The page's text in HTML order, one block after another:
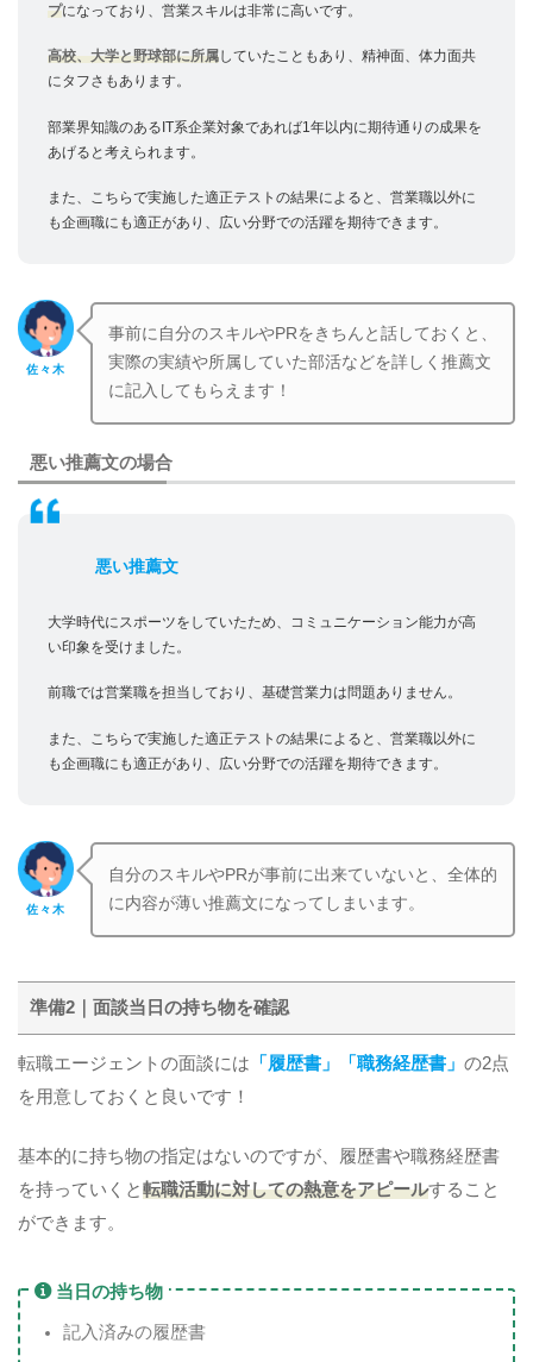
プになっており、営業スキルは非常に高いです。
高校、大学と野球部に所属していたこともあり、精神面、体力面共
にタフさもあります。
部業界知識のあるIT系企業対象であれば1年以内に期待通りの成果を
あげると考えられます。
また、こちらで実施した適正テストの結果によると、営業職以外に
も企画職にも適正があり、広い分野での活躍を期待できます。
佐々木
事前に自分のスキルやPRをきちんと話しておくと、
実際の実績や所属していた部活などを詳しく推薦文
に記入してもらえます！
悪い推薦文の場合
悪い推薦文
大学時代にスポーツをしていたため、コミュニケーション能力が高
い印象を受けました。
前職では営業職を担当しており、基礎営業力は問題ありません。
また、こちらで実施した適正テストの結果によると、営業職以外に
も企画職にも適正があり、広い分野での活躍を期待できます。
佐々木
自分のスキルやPRが事前に出来ていないと、全体的
に内容が薄い推薦文になってしまいます。
準備2｜面談当日の持ち物を確認
転職エージェントの面談には 「履歴書」「職務経歴書」 の2点
を用意しておくと良いです！
基本的に持ち物の指定はないのですが、履歴書や職務経歴書
を持っていくと転職活動に対しての熱意をアピールすること
ができます。
当日の持ち物
記入済みの履歴書